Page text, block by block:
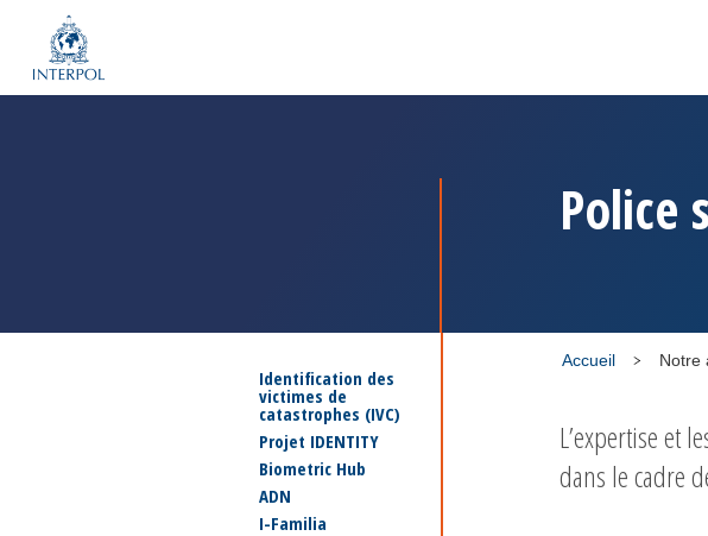
Police
Accueil Notre
Identification des
victimes de
catastrophes (IVC)
Projet IDENTITY
Biometric Hub
ADN
I-Familia
L’expertise et
dans le cadre